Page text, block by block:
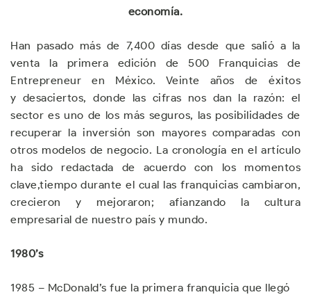
economía.
Han pasado más de 7,400 días desde que salió a la
venta la primera edición de 500 Franquicias de
Entrepreneur en México. Veinte años de éxitos
y desaciertos, donde las cifras nos dan la razón: el
sector es uno de los más seguros, las posibilidades de
recuperar la inversión son mayores comparadas con
otros modelos de negocio. La cronología en el artículo
ha sido redactada de acuerdo con los momentos
clave,tiempo durante el cual las franquicias cambiaron,
crecieron y mejoraron; afianzando la cultura
empresarial de nuestro país y mundo.
1980’s
1985 – McDonald’s fue la primera franquicia que llegó